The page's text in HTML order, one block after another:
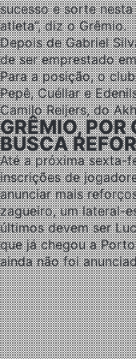
sucesso e sorte
atleta”, diz o Grêmio.
Depois de Gabriel
de ser emprestado
Para a posição, o
Pepê, Cuéllar e
Camilo Reijers, do
GRÊMIO,
BUSCA
Até a próxima sexta-
inscrições de
anunciar mais
zagueiro, um lateral-
últimos devem ser
que já chegou a
ainda não foi